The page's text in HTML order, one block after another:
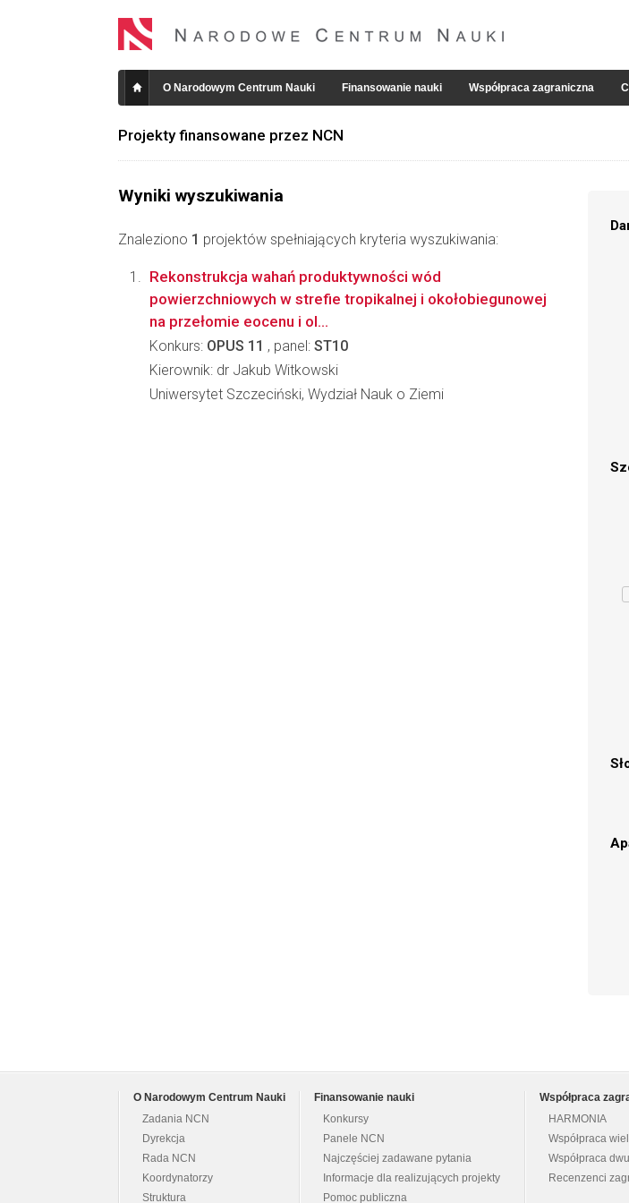
O Narodowym Centrum Nauki Finansowanie nauki Współpraca zagraniczna
Projekty finansowane przez NCN
Wyniki wyszukiwania
Znaleziono 1 projektów spełniających kryteria wyszukiwania:
Rekonstrukcja wahań produktywności wód
powierzchniowych w strefie tropikalnej i okołobiegunowej
na przełomie eocenu i ol...
Konkurs: OPUS 11 , panel: ST10
Kierownik: dr Jakub Witkowski
Uniwersytet Szczeciński, Wydział Nauk o Ziemi
O Narodowym Centrum Nauki
Zadania NCN
Dyrekcja
Rada NCN
Koordynatorzy
Struktura
Finansowanie nauki
Konkursy
Panele NCN
Najczęściej zadawane pytania
Informacje dla realizujących projekty
Pomoc publiczna
Współpraca
HARMONIA
Współpraca
Współpraca
Recenzenci